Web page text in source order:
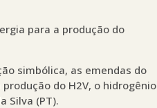
para a produção do
simbólica, as emendas do
do H2V, o hidrogênio
Silva (PT).